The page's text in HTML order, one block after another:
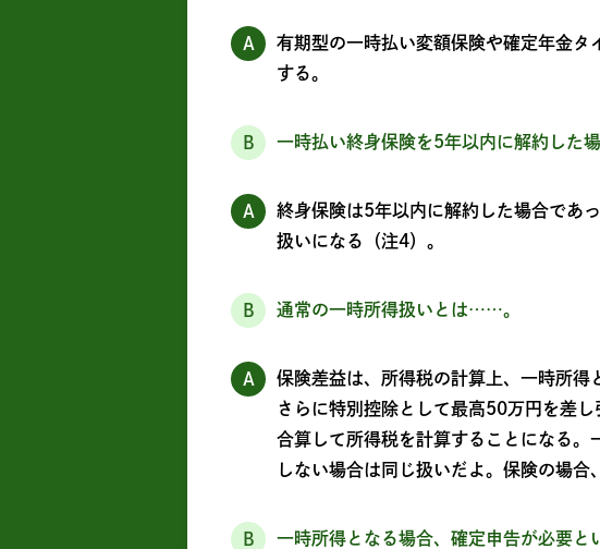
A
有期型の一時払い変額保険や確定年金
する。
B 一時払い終身保険を5年以内に解約した
A
終身保険は5年以内に解約した場合であ
扱いになる（注4）。
B 通常の一時所得扱いとは……。
A
保険差益は、所得税の計算上、一時所得
さらに特別控除として最高50万円を差
合算して所得税を計算することになる
しない場合は同じ扱いだよ。保険の場
B 一時所得となる場合、確定申告が必要と